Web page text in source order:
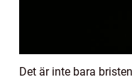
Det är inte bara